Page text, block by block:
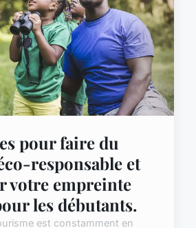
pour faire du
responsable et
votre empreinte
les débutants.
est constamment en